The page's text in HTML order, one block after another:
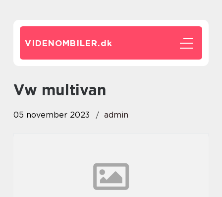
VIDENOMBILER.dk
vw multivan
05 november 2023 admin